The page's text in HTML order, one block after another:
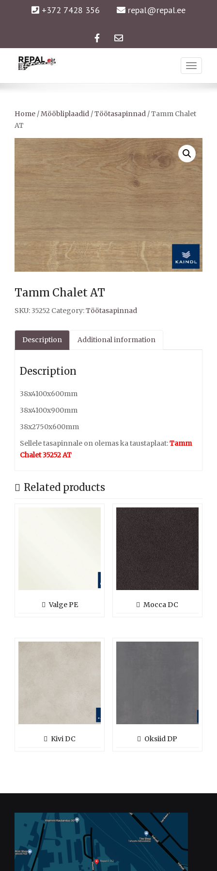
+372 7428 356 repal@repal.ee
Facebook
Email
REPAL
Home /Mööbliplaadid /Töötasapinnad / Tamm Chalet
AT
Tamm Chalet AT
SKU: 35252 Category:Töötasapinnad
Description Additional information
Description
38x4100x600mm
38x4100x900mm
38x2750x600mm
Sellele tasapinnale on olemas ka taustaplaat:Tamm
Chalet 35252 AT
Related products
Valge PE Mocca DC
Kivi DC Oksiid DP